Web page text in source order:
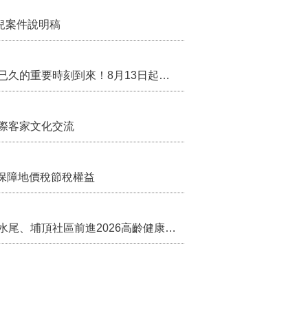
案件說明稿
行政院核定西拉雅族為平埔原住民族群 盼望已久的重要時刻到來！8月13日起受理民族成員名冊登記
客家文化交流
障地價稅節稅權益
苗栗農村綠色照顧成果登上全國舞台！ 後龍水尾、埔頂社區前進2026高齡健康產業博覽會